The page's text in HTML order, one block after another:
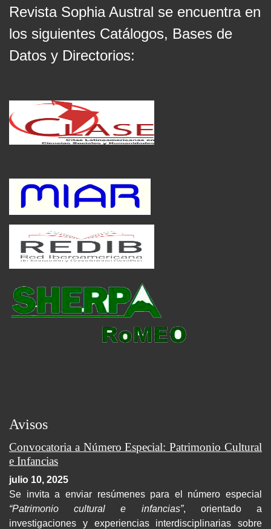
Revista Sophia Austral se encuentra en
los siguientes Catálogos, Bases de
Datos y Directorios:
Avisos
Convocatoria a Número Especial: Patrimonio Cultural
e Infancias
julio 10, 2025
Se invita a enviar resúmenes para el número especial
“Patrimonio cultural e infancias”, orientado a
investigaciones y experiencias interdisciplinarias sobre